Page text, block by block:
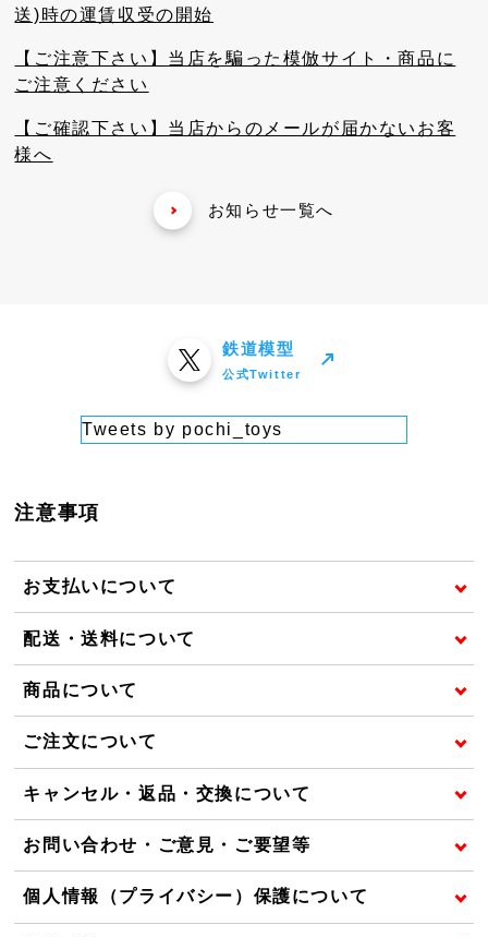
送)時の運賃収受の開始
【ご注意下さい】当店を騙った模倣サイト・商品に
ご注意ください
【ご確認下さい】当店からのメールが届かないお客
様へ
お知らせ一覧へ
鉄道模型
公式Twitter
Tweets by pochi_toys
注意事項
お支払いについて
配送・送料について
商品について
ご注文について
キャンセル・返品・交換について
お問い合わせ・ご意見・ご要望等
個人情報（プライバシー）保護について